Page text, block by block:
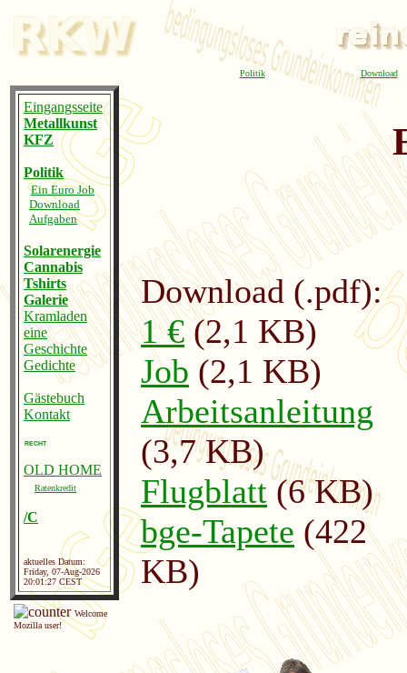
Politik Download
Eingangsseite
Metallkunst
KFZ
Politik
Ein Euro Job
Download
Aufgaben
Solarenergie
Cannabis
Tshirts
Galerie
Kramladen
eine
Geschichte
Gedichte
Gästebuch
Kontakt
RECHT
OLD HOME
Ratenkredit
/C
aktuelles Datum:
Friday, 07-Aug-2026
20:01:27 CEST
Welcome
Mozilla user!
Download (.pdf):
1 €(2,1 KB)
Job (2,1 KB)
Arbeitsanleitung
(3,7 KB)
Flugblatt(6 KB)
bge-Tapete (422
KB)